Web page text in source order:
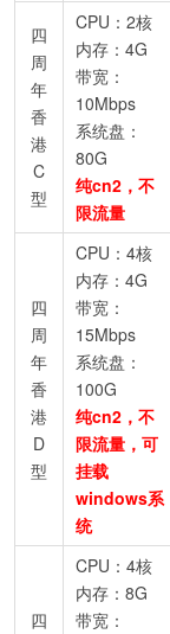
四
周
年
香
港
C
型
CPU：2核
内存：4G
带宽：
10Mbps
系统盘：
80G
纯cn2，不
限流量
四
周
年
香
港
D
型
CPU：4核
内存：4G
带宽：
15Mbps
系统盘：
100G
纯cn2，不
限流量，可
挂载
windows系
统
四
CPU：4核
内存：8G
带宽：